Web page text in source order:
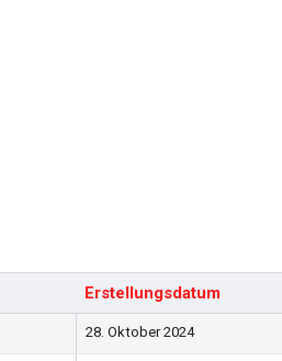
Erstellungsdatum
28. Oktober 2024